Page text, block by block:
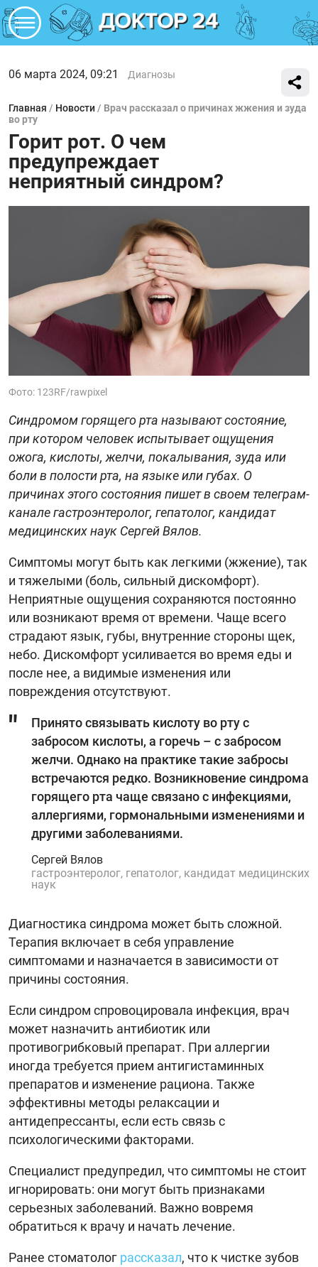
06 марта 2024, 09:21 Диагнозы
Главная / Новости / Врач рассказал о причинах жжения и зуда
во рту
Горит рот. О чем
предупреждает
неприятный синдром?
Фото: 123RF/rawpixel
Синдромом горящего рта называют состояние,
при котором человек испытывает ощущения
ожога, кислоты, желчи, покалывания, зуда или
боли в полости рта, на языке или губах. О
причинах этого состояния пишет в своем телеграм-
канале гастроэнтеролог, гепатолог, кандидат
медицинских наук Сергей Вялов.
Симптомы могут быть как легкими (жжение), так
и тяжелыми (боль, сильный дискомфорт).
Неприятные ощущения сохраняются постоянно
или возникают время от времени. Чаще всего
страдают язык, губы, внутренние стороны щек,
небо. Дискомфорт усиливается во время еды и
после нее, а видимые изменения или
повреждения отсутствуют.
Принято связывать кислоту во рту с
забросом кислоты, а горечь – с забросом
желчи. Однако на практике такие забросы
встречаются редко. Возникновение синдрома
горящего рта чаще связано с инфекциями,
аллергиями, гормональными изменениями и
другими заболеваниями.
Сергей Вялов
гастроэнтеролог, гепатолог, кандидат медицинских
наук
Диагностика синдрома может быть сложной.
Терапия включает в себя управление
симптомами и назначается в зависимости от
причины состояния.
Если синдром спровоцировала инфекция, врач
может назначить антибиотик или
противогрибковый препарат. При аллергии
иногда требуется прием антигистаминных
препаратов и изменение рациона. Также
эффективны методы релаксации и
антидепрессанты, если есть связь с
психологическими факторами.
Специалист предупредил, что симптомы не стоит
игнорировать: они могут быть признаками
серьезных заболеваний. Важно вовремя
обратиться к врачу и начать лечение.
Ранее стоматолог рассказал, что к чистке зубов